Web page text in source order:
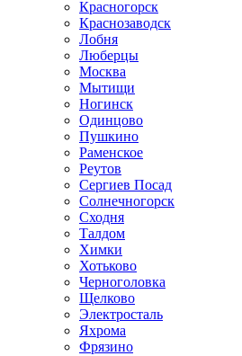
Красногорск
Краснозаводск
Лобня
Люберцы
Москва
Мытищи
Ногинск
Одинцово
Пушкино
Раменское
Реутов
Сергиев Посад
Солнечногорск
Сходня
Талдом
Химки
Хотьково
Черноголовка
Щелково
Электросталь
Яхрома
Фрязино